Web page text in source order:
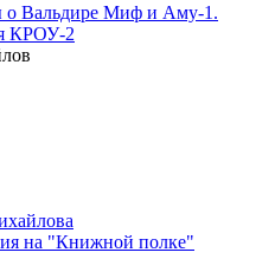
о Вальдире Миф и Аму-1.
КРОУ-2
на "Книжной полке"